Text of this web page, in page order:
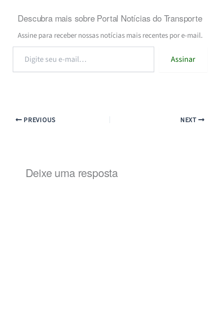
Descubra mais sobre Portal Notícias do Transporte
Assine para receber nossas notícias mais recentes por e-mail.
e-
Assinar
PREVIOUS NEXT
Deixe uma resposta